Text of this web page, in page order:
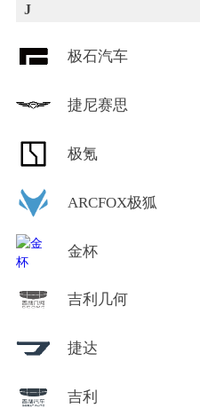
J
极石汽车
捷尼赛思
极氪
ARCFOX极狐
金杯
吉利几何
捷达
吉利